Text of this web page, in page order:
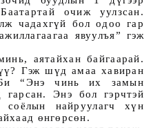
очиж уулзсан.
чадахгүй бол одоо гар
явуулъя” гэж
аятайхан байгаарай.
Гэж шүд амаа хавиран
Би “Энэ чинь их замын
Энэ бол гэрчтэй
найруулагч хүн
өнгөрсөн.